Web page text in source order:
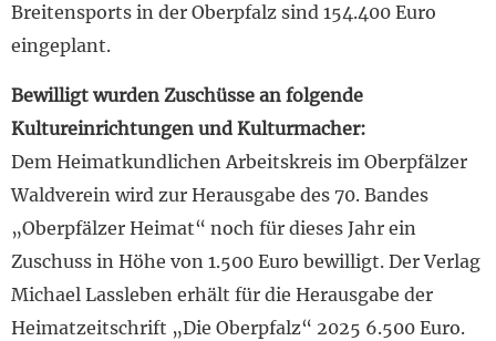
Breitensports in der Oberpfalz sind 154.400 Euro
eingeplant.
Bewilligt wurden Zuschüsse an folgende
Kultureinrichtungen und Kulturmacher:
Dem Heimatkundlichen Arbeitskreis im Oberpfälzer
Waldverein wird zur Herausgabe des 70. Bandes
„Oberpfälzer Heimat“ noch für dieses Jahr ein
Zuschuss in Höhe von 1.500 Euro bewilligt. Der Verlag
Michael Lassleben erhält für die Herausgabe der
Heimatzeitschrift „Die Oberpfalz“ 2025 6.500 Euro.